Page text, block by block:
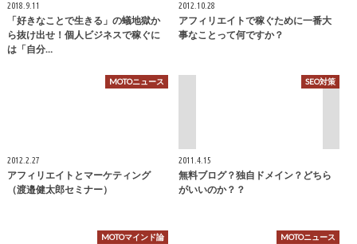
2018.9.11
「好きなことで生きる」の蟻地獄か
ら抜け出せ！個人ビジネスで稼ぐに
は「自分…
2012.10.28
アフィリエイトで稼ぐために一番大
事なことって何ですか？
MOTOニュース
2012.2.27
アフィリエイトとマーケティング
（渡邉健太郎セミナー）
SEO対策
2011.4.15
無料ブログ？独自ドメイン？どちら
がいいのか？？
MOTOマインド論 MOTOニュース